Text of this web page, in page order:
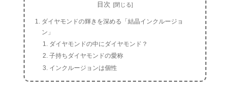
目次
ダイヤモンドの輝きを深める「結晶インクルージョ
ン」
ダイヤモンドの中にダイヤモンド？
子持ちダイヤモンドの愛称
インクルージョンは個性